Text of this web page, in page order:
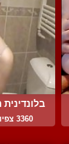
3360 צפיות